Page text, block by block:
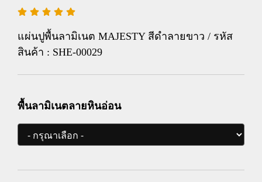
แผ่นปูพื้นลามิเนต MAJESTY สีดำลายขาว / รหัส
สินค้า : SHE-00029
พื้นลามิเนตลายหินอ่อน